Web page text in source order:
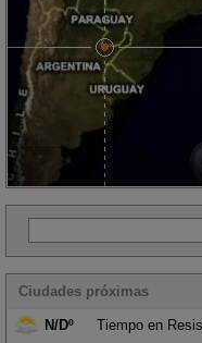
Ciudades próximas
N/Dº Tiempo en